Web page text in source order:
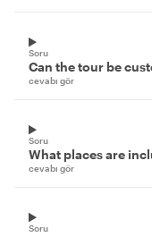
Soru
Can the tour be
cevabı gör
Soru
What places are
cevabı gör
Soru